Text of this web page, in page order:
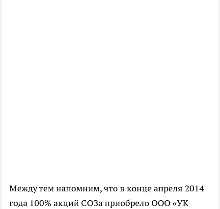
Между тем напомним, что в конце апреля 2014
года 100% акций СОЗа приобрело ООО «УК